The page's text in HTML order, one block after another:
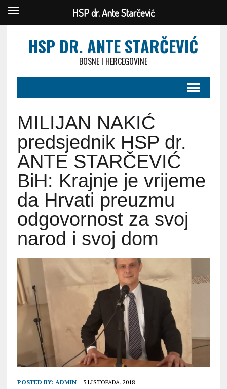
HSP DR. ANTE STARČEVIĆ
BOSNE I HERCEGOVINE
MILIJAN NAKIĆ
predsjednik HSP dr.
ANTE STARČEVIĆ
BiH: Krajnje je vrijeme
da Hrvati preuzmu
odgovornost za svoj
narod i svoj dom
POSTED BY: ADMIN 5 LISTOPADA, 2018
HSP dr. Ante Starčević